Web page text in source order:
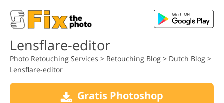
Lensflare-editor
Photo Retouching Services > Retouching Blog > Dutch Blog >
Lensflare-editor
Gratis Photoshop